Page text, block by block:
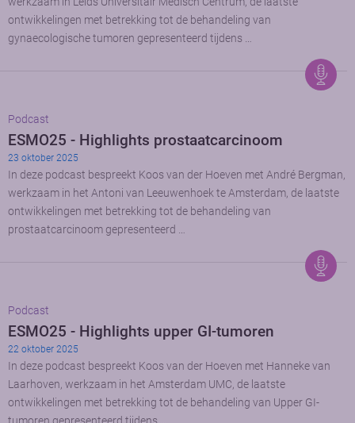
ontwikkelingen met betrekking tot de behandeling van
gynaecologische tumoren gepresenteerd tijdens …
Podcast
ESMO25 - Highlights prostaatcarcinoom
23 oktober 2025
In deze podcast bespreekt Koos van der Hoeven met André Bergman,
werkzaam in het Antoni van Leeuwenhoek te Amsterdam, de laatste
ontwikkelingen met betrekking tot de behandeling van
prostaatcarcinoom gepresenteerd …
Podcast
ESMO25 - Highlights upper GI-tumoren
22 oktober 2025
In deze podcast bespreekt Koos van der Hoeven met Hanneke van
Laarhoven, werkzaam in het Amsterdam UMC, de laatste
ontwikkelingen met betrekking tot de behandeling van Upper GI-